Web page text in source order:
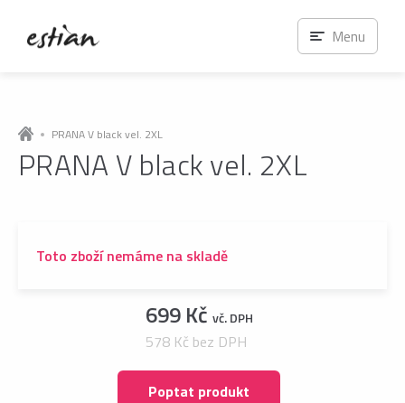
PRANA V black vel. 2XL
PRANA V black vel. 2XL
Toto zboží nemáme na skladě
699 Kč vč. DPH
578 Kč bez DPH
Poptat produkt
Menu